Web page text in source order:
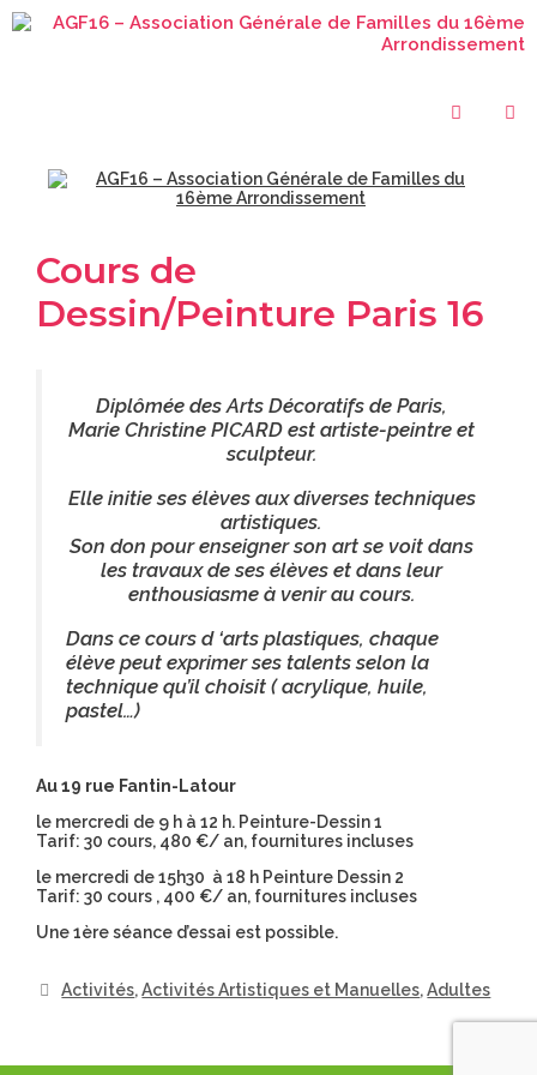
Cours de
Dessin/Peinture Paris 16
Diplômée des Arts Décoratifs de Paris,
Marie Christine PICARD est artiste-peintre et
sculpteur.
Elle initie ses élèves aux diverses techniques
artistiques.
Son don pour enseigner son art se voit dans
les travaux de ses élèves et dans leur
enthousiasme à venir au cours.
Dans ce cours d ‘arts plastiques, chaque
élève peut exprimer ses talents selon la
technique qu’il choisit ( acrylique, huile,
pastel…)
Au 19 rue Fantin-Latour
le mercredi de 9 h à 12 h. Peinture-Dessin 1
Tarif: 30 cours, 480 €/ an, fournitures incluses
le mercredi de 15h30 à 18 h Peinture Dessin 2
Tarif: 30 cours , 400 €/ an, fournitures incluses
Une 1ère séance d’essai est possible.
Activités,Activités Artistiques et Manuelles,Adultes